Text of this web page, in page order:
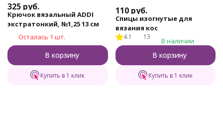
325 руб.
Крючок вязальный ADDI
экстратонкий, №1,25 13 см
Осталась 1 шт.
В корзину
Купить в 1 клик
110 руб.
Спицы изогнутые для
вязания кос
4.1 13 В наличии
В корзину
Купить в 1 клик